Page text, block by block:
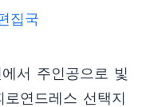
집국
서 주인공으로 빛
연드레스 선택지